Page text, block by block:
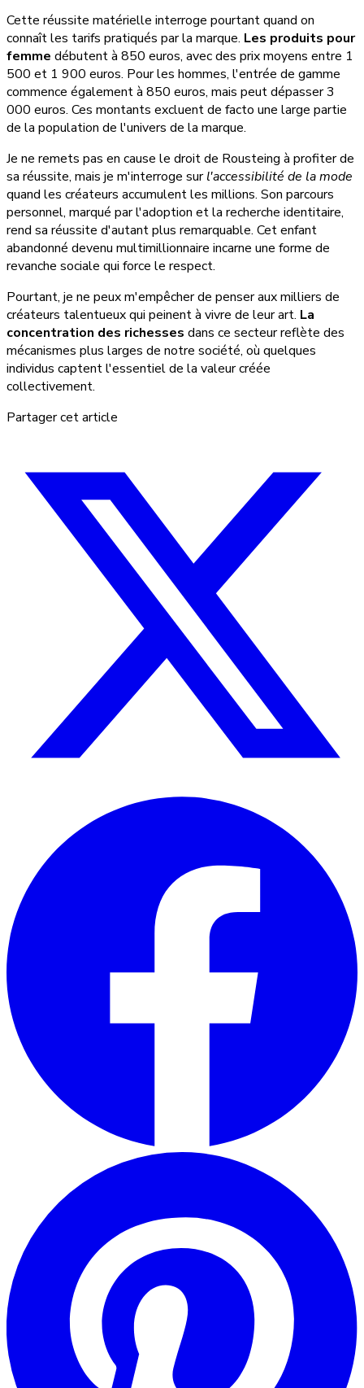
Cette réussite matérielle interroge pourtant quand on
connaît les tarifs pratiqués par la marque. Les produits pour
femme débutent à 850 euros, avec des prix moyens entre 1
500 et 1 900 euros. Pour les hommes, l'entrée de gamme
commence également à 850 euros, mais peut dépasser 3
000 euros. Ces montants excluent de facto une large partie
de la population de l'univers de la marque.
Je ne remets pas en cause le droit de Rousteing à profiter de
sa réussite, mais je m'interroge surl'accessibilité de la mode
quand les créateurs accumulent les millions. Son parcours
personnel, marqué par l'adoption et la recherche identitaire,
rend sa réussite d'autant plus remarquable. Cet enfant
abandonné devenu multimillionnaire incarne une forme de
revanche sociale qui force le respect.
Pourtant, je ne peux m'empêcher de penser aux milliers de
créateurs talentueux qui peinent à vivre de leur art. La
concentration des richesses dans ce secteur reflète des
mécanismes plus larges de notre société, où quelques
individus captent l'essentiel de la valeur créée
collectivement.
Partager cet article